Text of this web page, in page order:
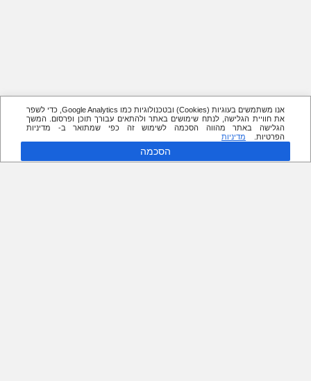
אנו משתמשים בעוגיות (Cookies) ובטכנולוגיות כמו Google Analytics, כדי לשפר
את חוויית הגלישה, לנתח שימושים באתר ולהתאים עבורך תוכן ופרסום. המשך
הגלישה באתר מהווה הסכמה לשימוש זה כפי שמתואר ב- מדיניות
הפרטיות.
מדיניות
הסכמה